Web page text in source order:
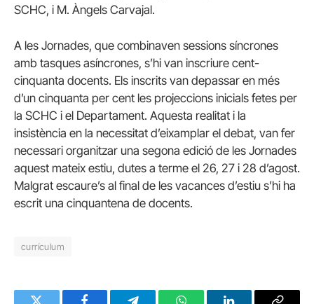
SCHC, i M. Àngels Carvajal.
A les Jornades, que combinaven sessions síncrones
amb tasques asíncrones, s’hi van inscriure cent-
cinquanta docents. Els inscrits van depassar en més
d’un cinquanta per cent les projeccions inicials fetes per
la SCHC i el Departament. Aquesta realitat i la
insistència en la necessitat d’eixamplar el debat, van fer
necessari organitzar una segona edició de les Jornades
aquest mateix estiu, dutes a terme el 26, 27 i 28 d’agost.
Malgrat escaure’s al final de les vacances d’estiu s’hi ha
escrit una cinquantena de docents.
currículum